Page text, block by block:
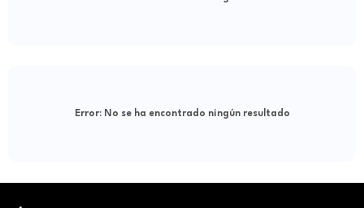
Error:No se ha encontrado ningún resultado